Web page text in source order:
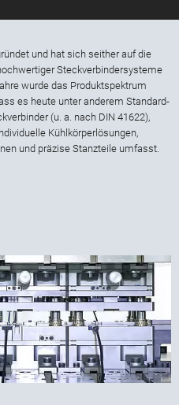
und hat sich seither auf die
Steckverbindersysteme
wurde das Produktspektrum
es heute unter anderem Standard-
(u. a. nach DIN 41622),
Kühlkörperlösungen,
und präzise Stanzteile umfasst.